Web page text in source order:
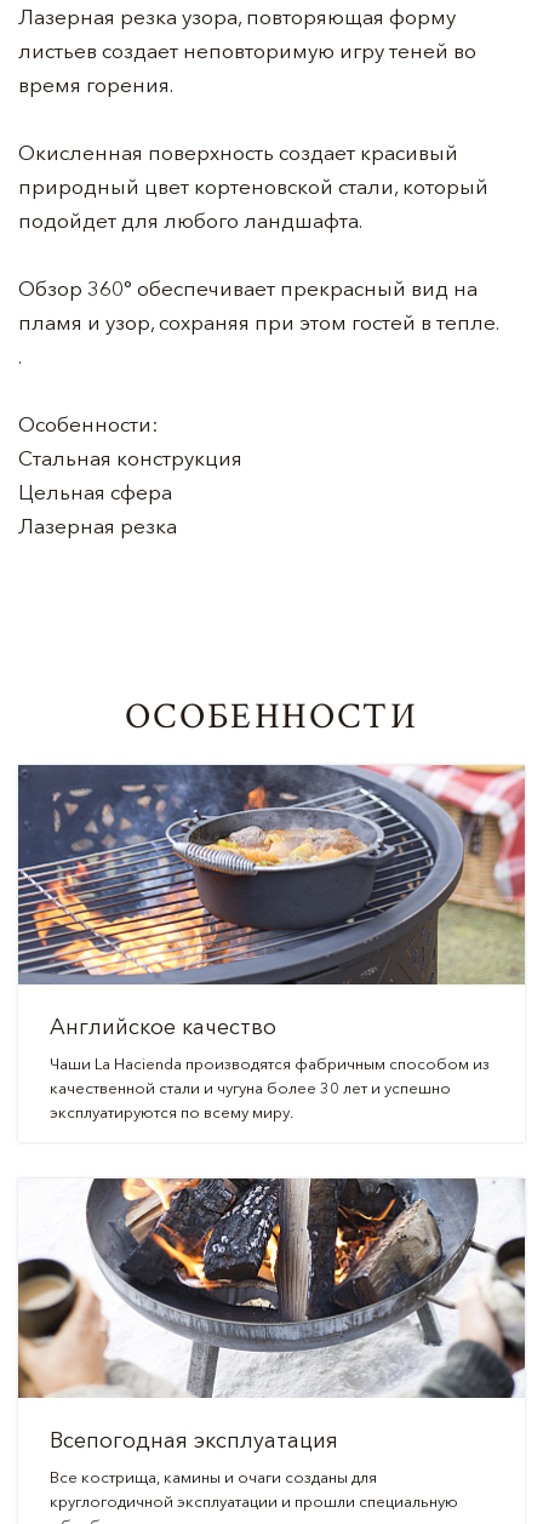
Лазерная резка узора, повторяющая форму
листьев создает неповторимую игру теней во
время горения.
Окисленная поверхность создает красивый
природный цвет кортеновской стали, который
подойдет для любого ландшафта.
Обзор 360° обеспечивает прекрасный вид на
пламя и узор, сохраняя при этом гостей в тепле.
.
Особенности:
Стальная конструкция
Цельная сфера
Лазерная резка
ОСОБЕННОСТИ
Английское качество
Чаши La Hacienda производятся фабричным способом из
качественной стали и чугуна более 30 лет и успешно
эксплуатируются по всему миру.
Всепогодная эксплуатация
Все кострища, камины и очаги созданы для
круглогодичной эксплуатации и прошли специальную